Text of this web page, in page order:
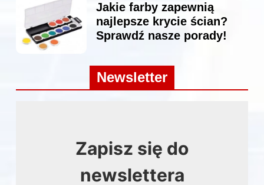
Jakie farby zapewnią
najlepsze krycie ścian?
Sprawdź nasze porady!
Newsletter
Zapisz się do
newslettera